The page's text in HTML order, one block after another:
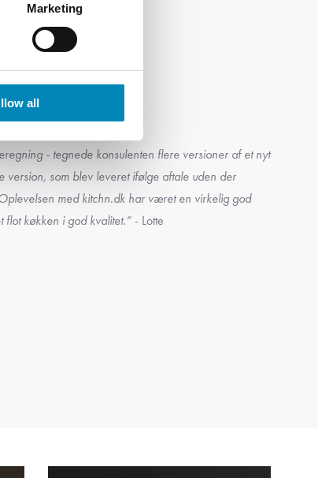
Marketing
all
- tegnede konsulenten flere versioner af et nyt
version, som blev leveret ifølge aftale uden der
med kitchn.dk har været en virkelig god
flot køkken i god kvalitet.”- Lotte